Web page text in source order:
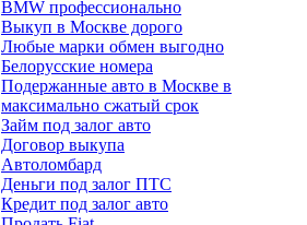
BMW профессионально
Выкуп в Москве дорого
Любые марки обмен выгодно
Белорусские номера
Подержанные авто в Москве в
максимально сжатый срок
Займ под залог авто
Договор выкупа
Автоломбард
Деньги под залог ПТС
Кредит под залог авто